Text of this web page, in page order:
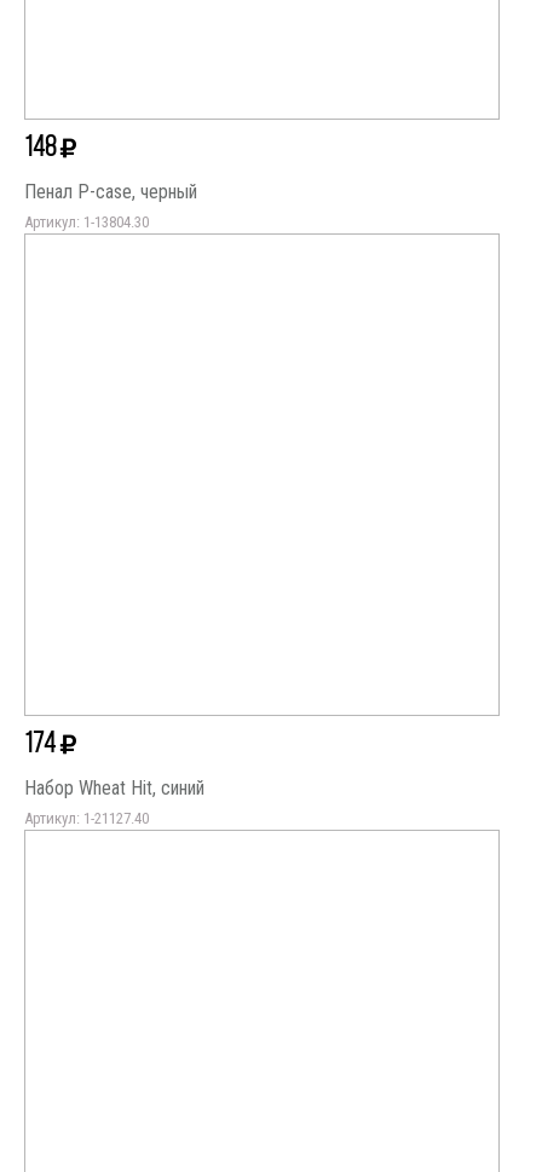
148
Пенал P-case, черный
Артикул: 1-13804.30
174
Набор Wheat Hit, синий
Артикул: 1-21127.40